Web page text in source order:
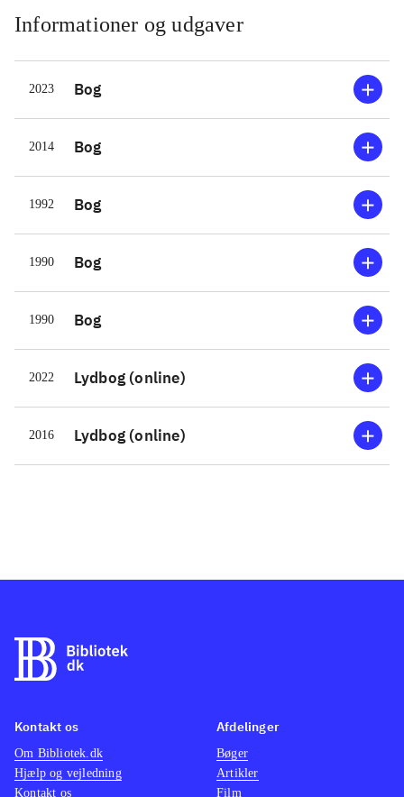
Informationer og udgaver
2023 Bog
2014 Bog
1992 Bog
1990 Bog
1990 Bog
2022 Lydbog (online)
2016 Lydbog (online)
Kontakt os
Om Bibliotek.dk
Hjælp og vejledning
Kontakt os
Afdelinger
Bøger
Artikler
Film